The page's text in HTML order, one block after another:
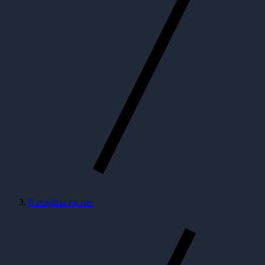
Narzędzia ręczne